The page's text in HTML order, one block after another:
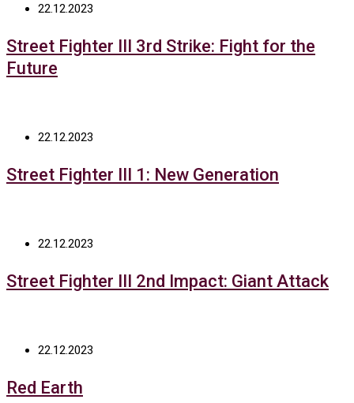
22.12.2023
Street Fighter III 3rd Strike: Fight for the
Future
22.12.2023
Street Fighter III 1: New Generation
22.12.2023
Street Fighter III 2nd Impact: Giant Attack
22.12.2023
Red Earth